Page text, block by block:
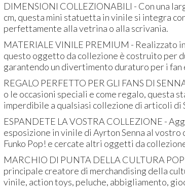
DIMENSIONI COLLEZIONABILI - Con una
cm, questa mini statuetta in vinile si integra
perfettamente alla vetrina o alla scrivania.
MATERIALE VINILE PREMIUM - Realizzato
questo oggetto da collezione è costruito per
garantendo un divertimento duraturo per i
REGALO PERFETTO PER GLI FANS DI
o le occasioni speciali e come regalo, questa
imperdibile a qualsiasi collezione di articoli di
ESPANDETE LA VOSTRA COLLEZIONE -
esposizione in vinile di Ayrton Senna al
Funko Pop! e cercate altri oggetti da
MARCHIO DI PUNTA DELLA CULTURA
principale creatore di merchandising della
vinile, action toys, peluche, abbigliamento,